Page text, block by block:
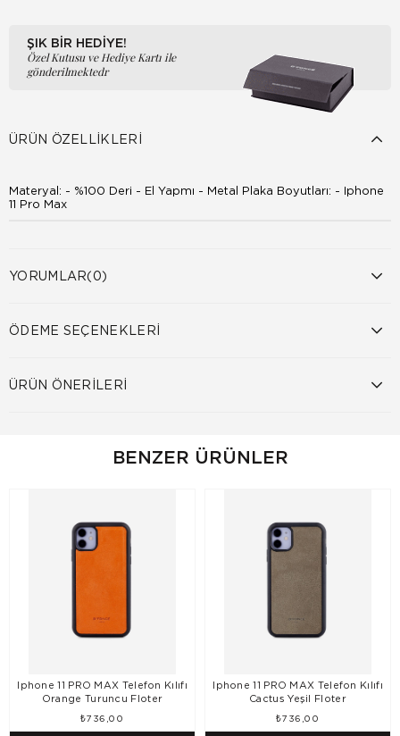
ŞIK BİR HEDİYE!
Özel Kutusu ve Hediye Kartı ile
gönderilmektedr
ÜRÜN ÖZELLIKLERI
Materyal: - %100 Deri - El Yapmı - Metal Plaka Boyutları: - Iphone
11 Pro Max
YORUMLAR(0)
ÖDEME SEÇENEKLERI
ÜRÜN ÖNERILERI
BENZER ÜRÜNLER
Iphone 11 PRO MAX Telefon Kılıfı
Orange Turuncu Floter
₺736,00
Iphone 11 PRO MAX Telefon Kılıfı
Cactus Yeşil Floter
₺736,00